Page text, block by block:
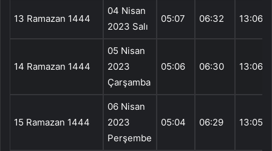
13 Ramazan 1444
04 Nisan
2023 Salı
05:07 06:32 13:06
14 Ramazan 1444
05 Nisan
2023
Çarşamba
05:06 06:30 13:06
15 Ramazan 1444
06 Nisan
2023
Perşembe
05:04 06:29 13:05